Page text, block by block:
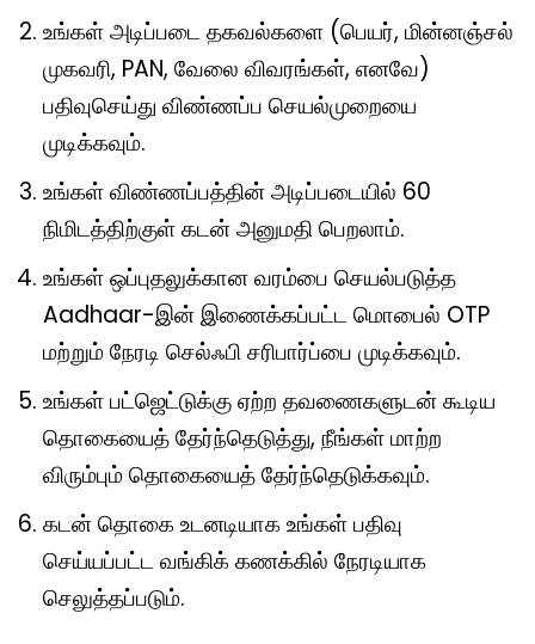
உங்கள் அடிப்படை தகவல்களை (பெயர், மின்னஞ்சல்
முகவரி, PAN, வேலை விவரங்கள், எனவே)
பதிவுசெய்து விண்ணப்ப செயல்முறையை
முடிக்கவும்.
உங்கள் விண்ணப்பத்தின் அடிப்படையில் 60
நிமிடத்திற்குள் கடன் அனுமதி பெறலாம்.
உங்கள் ஒப்புதலுக்கான வரம்பை செயல்படுத்த
Aadhaar-இன் இணைக்கப்பட்ட மொபைல் OTP
மற்றும் நேரடி செல்ஃபி சரிபார்ப்பை முடிக்கவும்.
உங்கள் பட்ஜெட்டுக்கு ஏற்ற தவணைகளுடன் கூடிய
தொகையைத் தேர்ந்தெடுத்து, நீங்கள் மாற்ற
விரும்பும் தொகையைத் தேர்ந்தெடுக்கவும்.
கடன் தொகை உடனடியாக உங்கள் பதிவு
செய்யப்பட்ட வங்கிக் கணக்கில் நேரடியாக
செலுத்தப்படும்.